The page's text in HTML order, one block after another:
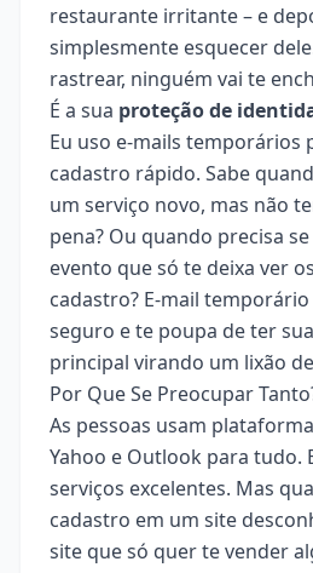
restaurante irritante – e
simplesmente esquecer
rastrear, ninguém vai te
É a sua proteção de
Eu uso e-mails temporários
cadastro rápido. Sabe
um serviço novo, mas não
pena? Ou quando precisa
evento que só te deixa ver
cadastro? E-mail
seguro e te poupa de ter
principal virando um lixão
Por Que Se Preocupar
As pessoas usam
Yahoo e Outlook para tudo.
serviços excelentes. Mas
cadastro em um site
site que só quer te vender